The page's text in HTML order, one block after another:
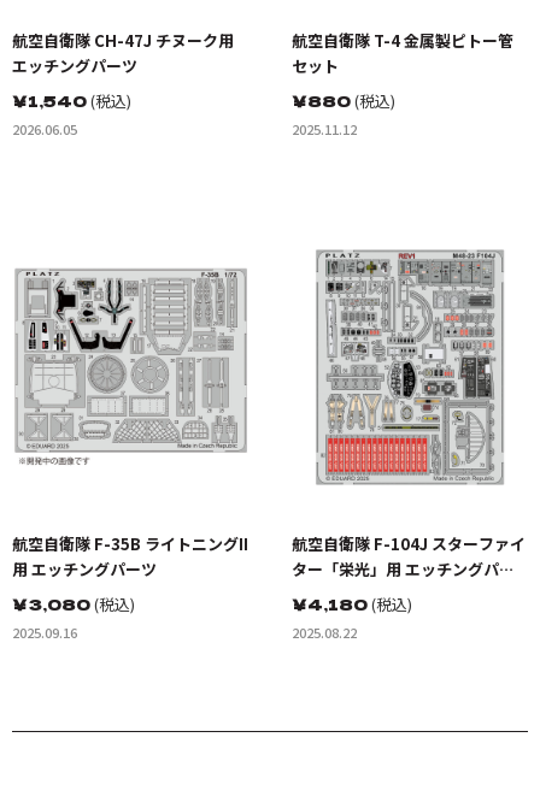
航空自衛隊 CH-47J チヌーク用
エッチングパーツ
￥1,540(税込)
2026.06.05
航空自衛隊 T-4 金属製ピトー管
セット
￥880(税込)
2025.11.12
航空自衛隊 F-35B ライトニングII
用 エッチングパーツ
￥3,080(税込)
2025.09.16
航空自衛隊 F-104J スターファイ
ター「栄光」用 エッチングパー
ツ
￥4,180(税込)
2025.08.22